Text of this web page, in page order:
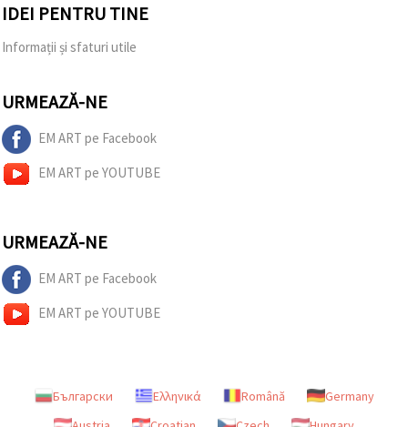
IDEI PENTRU TINE
Informații și sfaturi utile
URMEAZĂ-NE
EM ART pe Facebook
EM ART pe YOUTUBE
URMEAZĂ-NE
EM ART pe Facebook
EM ART pe YOUTUBE
Български Ελληνικά Română
Germany